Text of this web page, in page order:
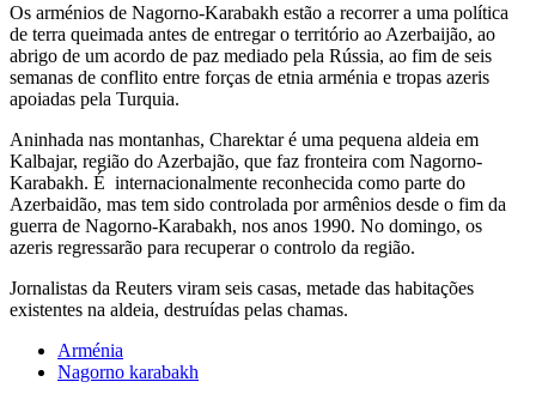
Os arménios de Nagorno-Karabakh estão a recorrer a uma política
de terra queimada antes de entregar o território ao Azerbaijão, ao
abrigo de um acordo de paz mediado pela Rússia, ao fim de seis
semanas de conflito entre forças de etnia arménia e tropas azeris
apoiadas pela Turquia.
Aninhada nas montanhas, Charektar é uma pequena aldeia em
Kalbajar, região do Azerbajão, que faz fronteira com Nagorno-
Karabakh. É internacionalmente reconhecida como parte do
Azerbaidão, mas tem sido controlada por armênios desde o fim da
guerra de Nagorno-Karabakh, nos anos 1990. No domingo, os
azeris regressarão para recuperar o controlo da região.
Jornalistas da Reuters viram seis casas, metade das habitações
existentes na aldeia, destruídas pelas chamas.
Arménia
Nagorno karabakh